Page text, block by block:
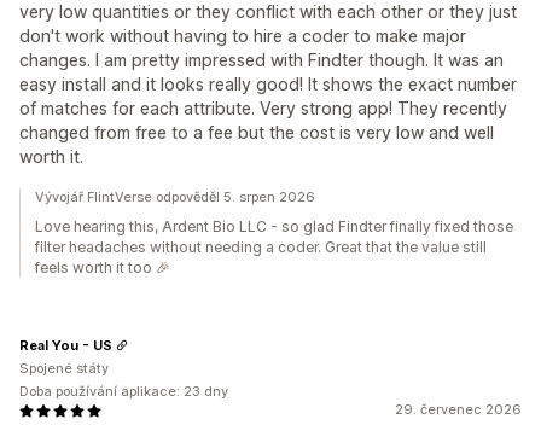
very low quantities or they conflict with each other or they just
don't work without having to hire a coder to make major
changes. I am pretty impressed with Findter though. It was an
easy install and it looks really good! It shows the exact number
of matches for each attribute. Very strong app! They recently
changed from free to a fee but the cost is very low and well
worth it.
Vývojář FlintVerse odpověděl 5. srpen 2026
Love hearing this, Ardent Bio LLC - so glad Findter finally fixed those
filter headaches without needing a coder. Great that the value still
feels worth it too 🎉
29. červenec 2026
Real You - US
Spojené státy
Doba používání aplikace: 23 dny